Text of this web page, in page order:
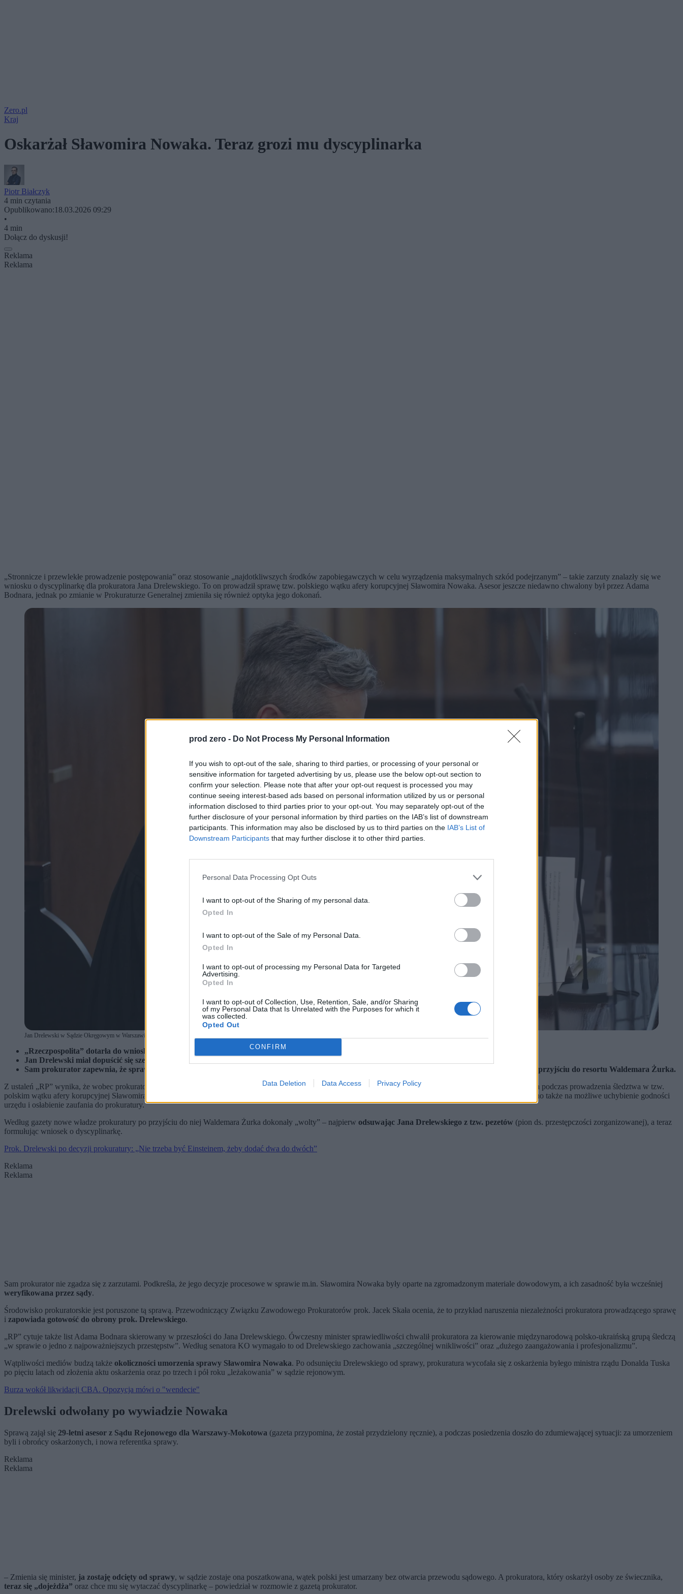
prod zero - Do Not Process My Personal Information
If you wish to opt-out of the sale, sharing to third parties, or processing of your personal or
sensitive information for targeted advertising by us, please use the below opt-out section to
confirm your selection. Please note that after your opt-out request is processed you may
continue seeing interest-based ads based on personal information utilized by us or personal
information disclosed to third parties prior to your opt-out. You may separately opt-out of the
further disclosure of your personal information by third parties on the IAB’s list of downstream
participants. This information may also be disclosed by us to third parties on the IAB’s List of
Downstream Participants that may further disclose it to other third parties.
Personal Data Processing Opt Outs
I want to opt-out of the Sharing of my personal data.
Opted In
I want to opt-out of the Sale of my Personal Data.
Opted In
I want to opt-out of processing my Personal Data for Targeted
Advertising.
Opted In
I want to opt-out of Collection, Use, Retention, Sale, and/or Sharing
of my Personal Data that Is Unrelated with the Purposes for which it
was collected.
Opted Out
CONFIRM
Data Deletion Data Access Privacy Policy
Zero.pl
Kraj
Oskarżał Sławomira Nowaka. Teraz grozi mu dyscyplinarka
Piotr Białczyk
4 min czytania
Opublikowano:18.03.2026 09:29
•
4 min
Dołącz do dyskusji!
Reklama
Reklama
„Stronnicze i przewlekłe prowadzenie postępowania” oraz stosowanie „najdotkliwszych środków zapobiegawczych w celu wyrządzenia maksymalnych szkód podejrzanym” – takie zarzuty znalazły się we
wniosku o dyscyplinarkę dla prokuratora Jana Drelewskiego. To on prowadził sprawę tzw. polskiego wątku afery korupcyjnej Sławomira Nowaka. Asesor jeszcze niedawno chwalony był przez Adama
Bodnara, jednak po zmianie w Prokuraturze Generalnej zmieniła się również optyka jego dokonań.
Jan Drelewski w Sądzie Okręgowym w Warszawie, (fot. Paweł Supernak / PAP)
„Rzeczpospolita” dotarła do wniosku o dyscyplinarkę dla prokuratora, który oskarżał byłego ministra transportu Sławomira Nowaka.
Jan Drelewski miał dopuścić się szeregu uchybień, choć jeszcze do niedawna był chwalony przez ówczesnego ministra sprawiedliwości.
Sam prokurator zapewnia, że sprawę prowadził poprawnie, co potwierdzały do tej pory sądy. Sytuacja – według Drelewskiego – miała się zmienić po przyjściu do resortu Waldemara Żurka.
Z ustaleń „RP” wynika, że wobec prokuratora
skierowano wniosek o wszczęcie postępowania dyscyplinarnego
. Zarzuty dotyczą m.in. naruszenia przepisów prawa podczas prowadzenia śledztwa w tzw.
polskim wątku afery korupcyjnej Sławomira Nowaka, przewlekłości postępowania oraz stosowania środków zapobiegawczych w nieproporcjonalny sposób. Wskazano także na możliwe uchybienie godności
urzędu i osłabienie zaufania do prokuratury.
Według gazety nowe władze prokuratury po przyjściu do niej Waldemara Żurka dokonały „wolty” – najpierw odsuwając Jana Drelewskiego z tzw. pezetów (pion ds. przestępczości zorganizowanej), a teraz
formułując wniosek o dyscyplinarkę.
Prok. Drelewski po decyzji prokuratury: „Nie trzeba być Einsteinem, żeby dodać dwa do dwóch”
Reklama
Reklama
Sam prokurator nie zgadza się z zarzutami. Podkreśla, że jego decyzje procesowe w sprawie m.in. Sławomira Nowaka były oparte na zgromadzonym materiale dowodowym, a ich zasadność była wcześniej
weryfikowana przez sądy.
Środowisko prokuratorskie jest poruszone tą sprawą. Przewodniczący Związku Zawodowego Prokuratorów prok. Jacek Skała ocenia, że to przykład naruszenia niezależności prokuratora prowadzącego sprawę
i zapowiada gotowość do obrony prok. Drelewskiego.
„RP” cytuje także list Adama Bodnara skierowany w przeszłości do Jana Drelewskiego. Ówczesny minister sprawiedliwości chwalił prokuratora za kierowanie międzynarodową polsko-ukraińską grupą śledczą
„w sprawie o jedno z najpoważniejszych przestępstw”. Według senatora KO wymagało to od Drelewskiego zachowania „szczególnej wnikliwości” oraz „dużego zaangażowania i profesjonalizmu”.
Wątpliwości mediów budzą także okoliczności umorzenia sprawy Sławomira Nowaka. Po odsunięciu Drelewskiego od sprawy, prokuratura wycofała się z oskarżenia byłego ministra rządu Donalda Tuska
po pięciu latach od złożenia aktu oskarżenia oraz po trzech i pół roku „leżakowania” w sądzie rejonowym.
Burza wokół likwidacji CBA. Opozycja mówi o "wendecie"
Drelewski odwołany po wywiadzie Nowaka
Sprawą zajął się 29-letni asesor z Sądu Rejonowego dla Warszawy-Mokotowa (gazeta przypomina, że został przydzielony ręcznie), a podczas posiedzenia doszło do zdumiewającej sytuacji: za umorzeniem
byli i obrońcy oskarżonych, i nowa referentka sprawy.
Reklama
Reklama
– Zmienia się minister, ja zostaję odcięty od sprawy, w sądzie zostaje ona poszatkowana, wątek polski jest umarzany bez otwarcia przewodu sądowego. A prokuratora, który oskarżył osoby ze świecznika,
teraz się „dojeżdża” oraz chce mu się wytaczać dyscyplinarkę – powiedział w rozmowie z gazetą prokurator.